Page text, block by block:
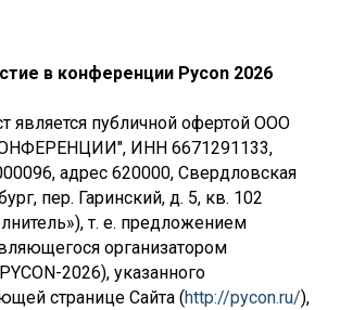
в конференции Pycon 2026
является публичной офертой ООО
ИНН 6671291133,
адрес 620000, Свердловская
пер. Гаринский, д. 5, кв. 102
т. е. предложением
организатором
2026), указанного
странице Сайта (http://pycon.ru/),